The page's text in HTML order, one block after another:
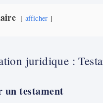
afficher
juridique :
un testament